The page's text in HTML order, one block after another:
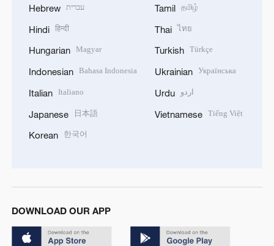
Hebrew עברית
Hindi हिन्दी
Hungarian Magyar
Indonesian Bahasa Indonesia
Italian Italiano
Japanese 日本語
Korean 한국어
Tamil தமிழ்
Thai ไทย
Turkish Türkçe
Ukrainian Українська
Urdu اردو
Vietnamese Tiếng Việt
DOWNLOAD OUR APP